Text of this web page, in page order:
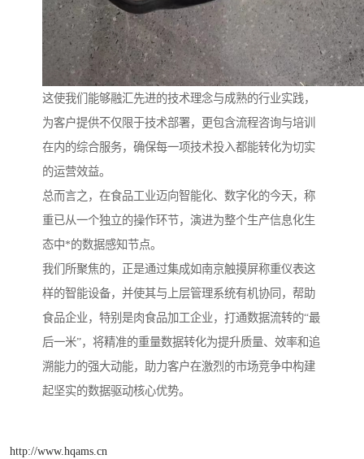
这使我们能够融汇先进的技术理念与成熟的行业实践，
为客户提供不仅限于技术部署，更包含流程咨询与培训
在内的综合服务，确保每一项技术投入都能转化为切实
的运营效益。
总而言之，在食品工业迈向智能化、数字化的今天，称
重已从一个独立的操作环节，演进为整个生产信息化生
态中*的数据感知节点。
我们所聚焦的，正是通过集成如南京触摸屏称重仪表这
样的智能设备，并使其与上层管理系统有机协同，帮助
食品企业，特别是肉食品加工企业，打通数据流转的“最
后一米”，将精准的重量数据转化为提升质量、效率和追
溯能力的强大动能，助力客户在激烈的市场竞争中构建
起坚实的数据驱动核心优势。
http://www.hqams.cn